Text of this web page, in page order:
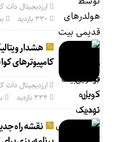
ارزدیجیتال دات
هشدار
کامپیوترهای
ارزدیجیتال دات